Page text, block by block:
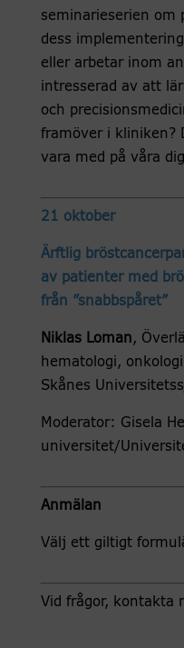
seminarieserien om
dess
eller arbetar inom
intresserad av att
och
framöver i kliniken?
vara med på våra
21 oktober
Ärftlig
av patienter med
från ”snabbspåret”
Niklas Loman ,
hematologi,
Skånes
Moderator: Gisela
universitet/
Anmälan
Välj ett giltigt
Vid frågor, kontakta